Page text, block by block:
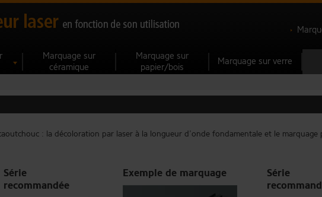
Marquage sur
céramique
Marquage sur
papier/bois
Marquage sur verre
: la décoloration par laser à la longueur d’onde fondamentale et le
Série
recommandée
Exemple de marquage
Série